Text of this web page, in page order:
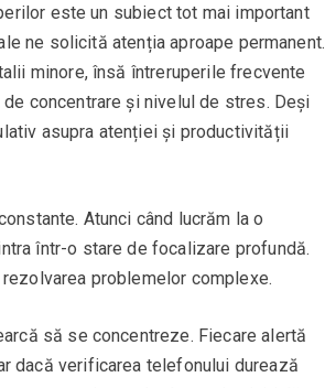
este un subiect tot mai important
ne solicită atenția aproape permanent.
minore, însă întreruperile frecvente
concentrare și nivelul de stres. Deși
asupra atenției și productivității
Atunci când lucrăm la o
într-o stare de focalizare profundă.
problemelor complexe.
să se concentreze. Fiecare alertă
dacă verificarea telefonului durează